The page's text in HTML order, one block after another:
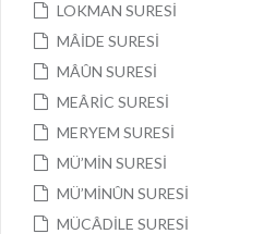
LOKMAN SURESİ
MÂİDE SURESİ
MÂÛN SURESİ
MEÂRİC SURESİ
MERYEM SURESİ
MÜ’MİN SURESİ
MÜ’MİNÛN SURESİ
MÜCÂDİLE SURESİ